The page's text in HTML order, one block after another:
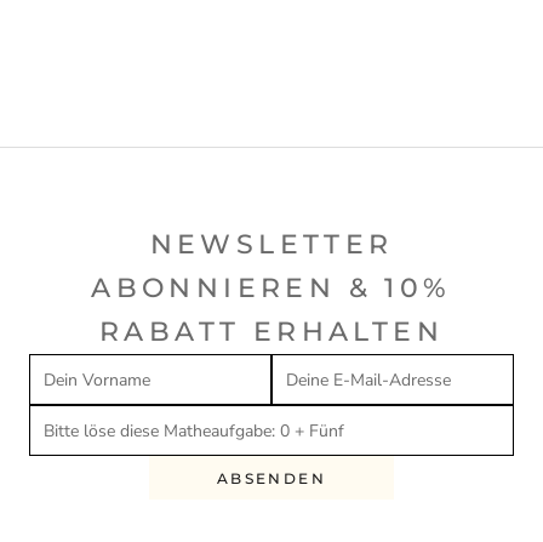
NEWSLETTER
ABONNIEREN & 10%
RABATT ERHALTEN
ABSENDEN